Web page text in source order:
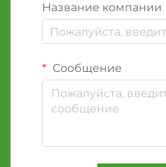
Название компании
Сообщение